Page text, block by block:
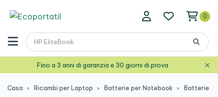
0
Fino a 3 anni di garanzia e 30 giorni di prova ×
Casa Ricambi per Laptop Batterie per Notebook Batterie